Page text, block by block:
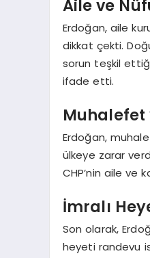
Aile ve
Erdoğan, aile
dikkat çekti.
sorun teşkil
ifade etti.
Muhalefet
Erdoğan,
ülkeye zarar
CHP’nin aile ve
İmralı
Son olarak,
heyeti randevu